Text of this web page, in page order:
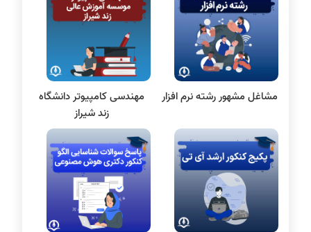
سی شارپ
علم داده
مقاله نویسی
بلاکچین
پایگاه داده
سیستم عامل
نظریه زبانها
سیگنال و سیستمها
مشاغل مشهور رشته نرم‌ افزار
مهندسی کامپیوتر دانشگاه
زند شیراز